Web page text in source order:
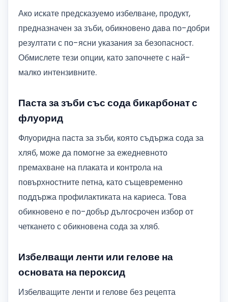
Ако искате предсказуемо избелване, продукт,
предназначен за зъби, обикновено дава по-добри
резултати с по-ясни указания за безопасност.
Обмислете тези опции, като започнете с най-
малко интензивните.
Паста за зъби със сода бикарбонат с
флуорид
Флуоридна паста за зъби, която съдържа сода за
хляб, може да помогне за ежедневното
премахване на плаката и контрола на
повърхностните петна, като същевременно
поддържа профилактиката на кариеса. Това
обикновено е по-добър дългосрочен избор от
четкането с обикновена сода за хляб.
Избелващи ленти или гелове на
основата на пероксид
Избелващите ленти и гелове без рецепта